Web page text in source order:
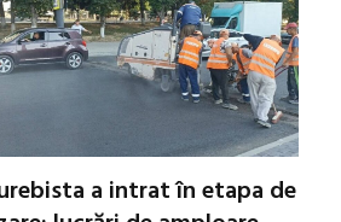
a intrat în etapa de